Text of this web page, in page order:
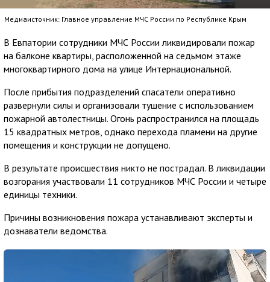
Медиаисточник: Главное управление МЧС России по Республике Крым
В Евпатории сотрудники МЧС России ликвидировали пожар
на балконе квартиры, расположенной на седьмом этаже
многоквартирного дома на улице Интернациональной.
После прибытия подразделений спасатели оперативно
развернули силы и организовали тушение с использованием
пожарной автолестницы. Огонь распространился на площадь
15 квадратных метров, однако перехода пламени на другие
помещения и конструкции не допущено.
В результате происшествия никто не пострадал. В ликвидации
возгорания участвовали 11 сотрудников МЧС России и четыре
единицы техники.
Причины возникновения пожара устанавливают эксперты и
дознаватели ведомства.